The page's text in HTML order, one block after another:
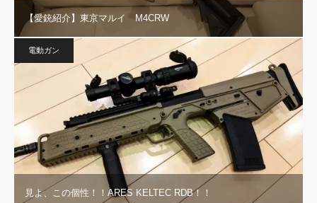
【愛銃紹介】東京マルイ M4CRW
電動ガン
見よ、この個性！！ARES KELTEC RDB！！